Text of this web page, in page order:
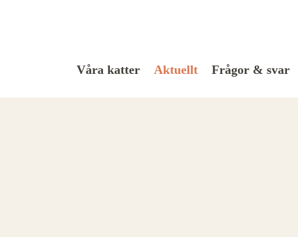
Våra katter Aktuellt Frågor & svar